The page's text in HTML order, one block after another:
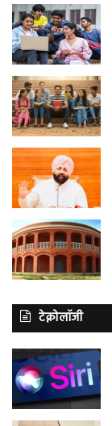
टेक्नोलॉजी